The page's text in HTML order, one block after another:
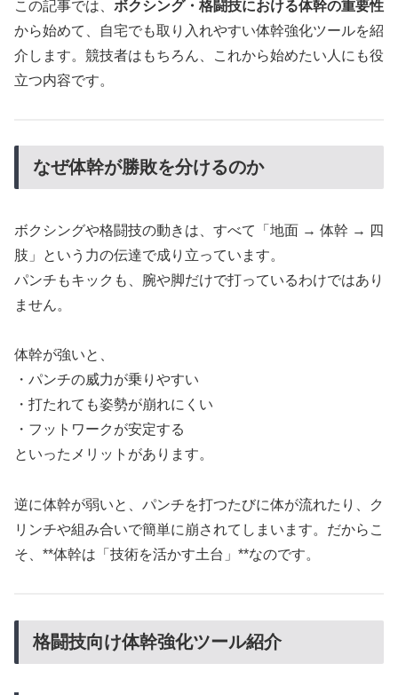
この記事では、 ボクシング・格闘技における体幹の重要性
から始めて、自宅でも取り入れやすい体幹強化ツールを紹
介します。競技者はもちろん、これから始めたい人にも役
立つ内容です。
なぜ体幹が勝敗を分けるのか
ボクシングや格闘技の動きは、すべて「地面 → 体幹 → 四
肢」という力の伝達で成り立っています。
パンチもキックも、腕や脚だけで打っているわけではあり
ません。
体幹が強いと、
・パンチの威力が乗りやすい
・打たれても姿勢が崩れにくい
・フットワークが安定する
といったメリットがあります。
逆に体幹が弱いと、パンチを打つたびに体が流れたり、ク
リンチや組み合いで簡単に崩されてしまいます。だからこ
そ、**体幹は「技術を活かす土台」**なのです。
格闘技向け体幹強化ツール紹介